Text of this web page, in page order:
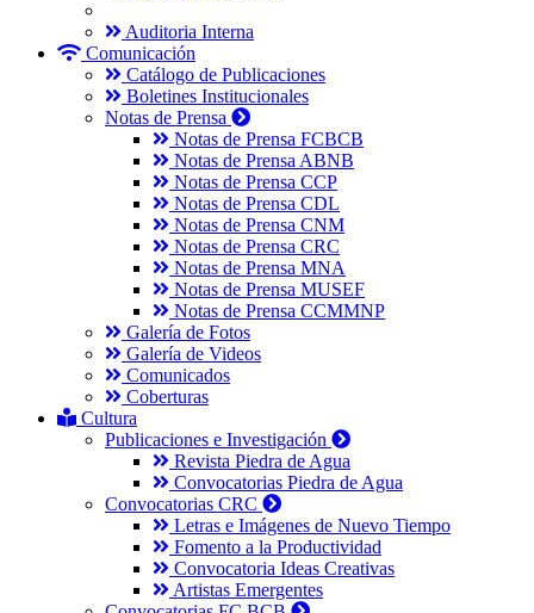
Auditoria Interna
Comunicación
Catálogo de Publicaciones
Boletines Institucionales
Notas de Prensa
Notas de Prensa FCBCB
Notas de Prensa ABNB
Notas de Prensa CCP
Notas de Prensa CDL
Notas de Prensa CNM
Notas de Prensa CRC
Notas de Prensa MNA
Notas de Prensa MUSEF
Notas de Prensa CCMMNP
Galería de Fotos
Galería de Videos
Comunicados
Coberturas
Cultura
Publicaciones e Investigación
Revista Piedra de Agua
Convocatorias Piedra de Agua
Convocatorias CRC
Letras e Imágenes de Nuevo Tiempo
Fomento a la Productividad
Convocatoria Ideas Creativas
Artistas Emergentes